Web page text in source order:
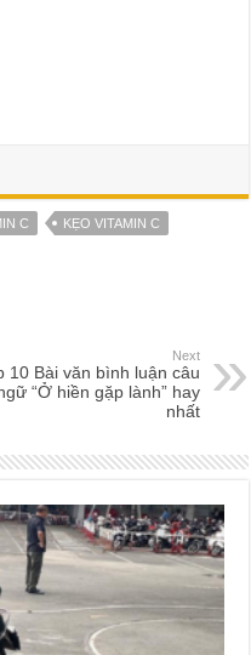
C
KẸO VITAMIN C
Next
10 Bài văn bình luận câu
“Ở hiền gặp lành” hay
nhất